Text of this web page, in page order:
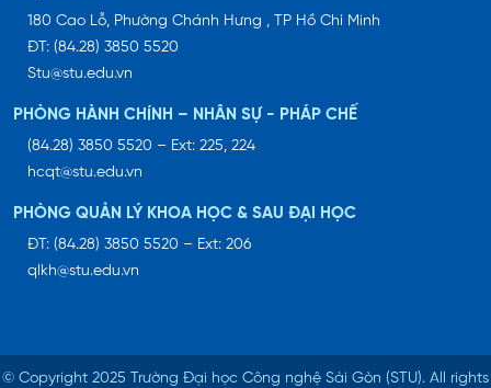
180 Cao Lỗ, Phường Chánh Hưng , TP Hồ Chí Minh
ĐT: (84.28) 3850 5520
Stu@stu.edu.vn
PHÒNG HÀNH CHÍNH – NHÂN SỰ - PHÁP CHẾ
(84.28) 3850 5520 – Ext: 225, 224
hcqt@stu.edu.vn
PHÒNG QUẢN LÝ KHOA HỌC & SAU ĐẠI HỌC
ĐT: (84.28) 3850 5520 – Ext: 206
qlkh@stu.edu.vn
© Copyright 2025 Trường Đại học Công nghệ Sài Gòn (STU). All rights